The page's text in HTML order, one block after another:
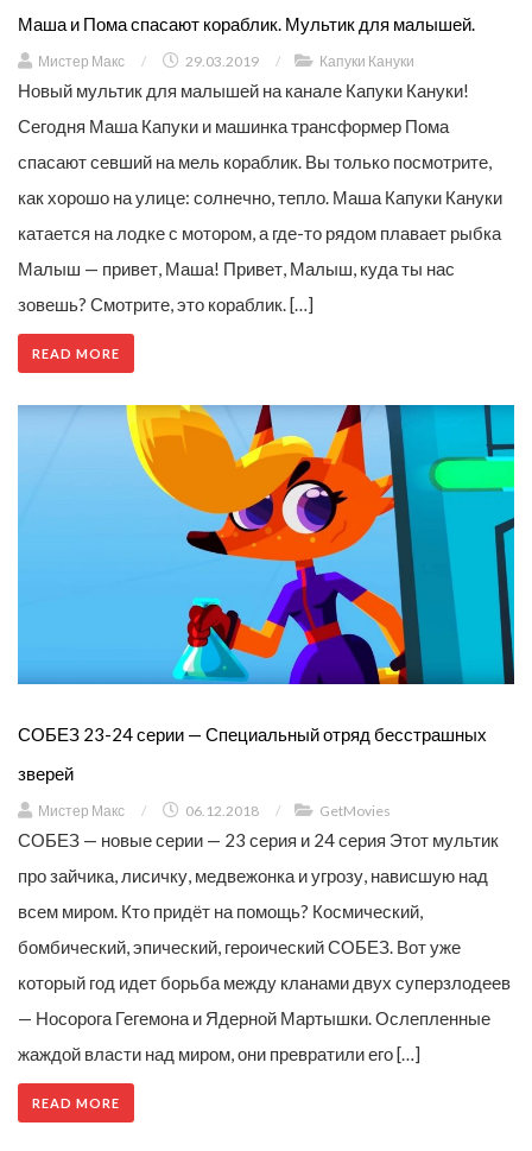
Маша и Пома спасают кораблик. Мультик для малышей.
Мистер Макс / 29.03.2019 / Капуки Кануки
Новый мультик для малышей на канале Капуки Кануки!
Сегодня Маша Капуки и машинка трансформер Пома
спасают севший на мель кораблик. Вы только посмотрите,
как хорошо на улице: солнечно, тепло. Маша Капуки Кануки
катается на лодке с мотором, а где-то рядом плавает рыбка
Малыш — привет, Маша! Привет, Малыш, куда ты нас
зовешь? Смотрите, это кораблик. […]
READ MORE
СОБЕЗ 23-24 серии — Специальный отряд бесстрашных
зверей
Мистер Макс / 06.12.2018 / GetMovies
СОБЕЗ — новые серии — 23 серия и 24 серия Этот мультик
про зайчика, лисичку, медвежонка и угрозу, нависшую над
всем миром. Кто придёт на помощь? Космический,
бомбический, эпический, героический СОБЕЗ. Вот уже
который год идет борьба между кланами двух суперзлодеев
— Носорога Гегемона и Ядерной Мартышки. Ослепленные
жаждой власти над миром, они превратили его […]
READ MORE